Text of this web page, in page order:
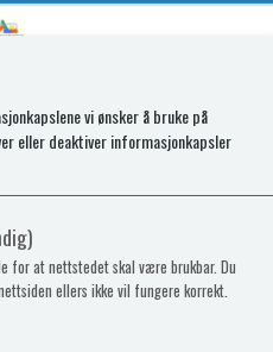
SWITCH.
vi ønsker å bruke på
eller deaktiver informasjonkapsler
for at nettstedet skal være brukbar. Du
ellers ikke vil fungere korrekt.